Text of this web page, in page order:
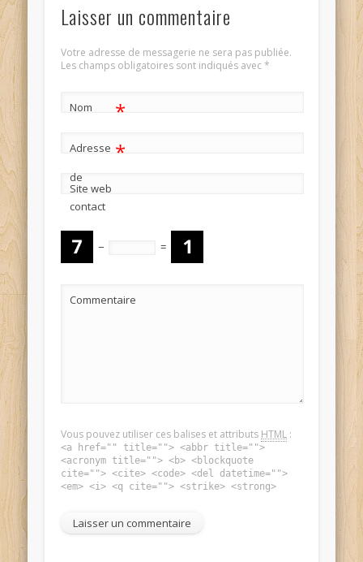
Laisser un commentaire
Votre adresse de messagerie ne sera pas publiée.
Les champs obligatoires sont indiqués avec*
Nom *
Adresse
de
contact
*
Site web
− =
Commentaire
Vous pouvez utiliser ces balises et attributs HTML :
<a href="" title=""> <abbr title="">
<acronym title=""> <b> <blockquote
cite=""> <cite> <code> <del datetime="">
<em> <i> <q cite=""> <strike> <strong>